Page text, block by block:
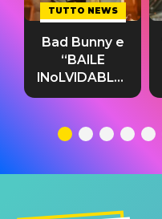
TUTTO NEWS
Bad Bunny e
“BAILE
INoLVIDABLE”:
testo,
significato